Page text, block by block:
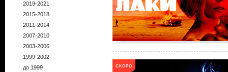
2019-2021
2015-2018
2011-2014
2007-2010
2003-2006
1999-2002
до 1999
СКОРО